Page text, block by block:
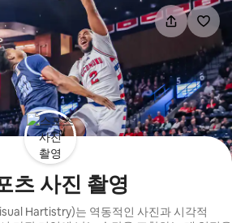
츠 사진 촬영
Hartistry)는 역동적인 사진과 시각적